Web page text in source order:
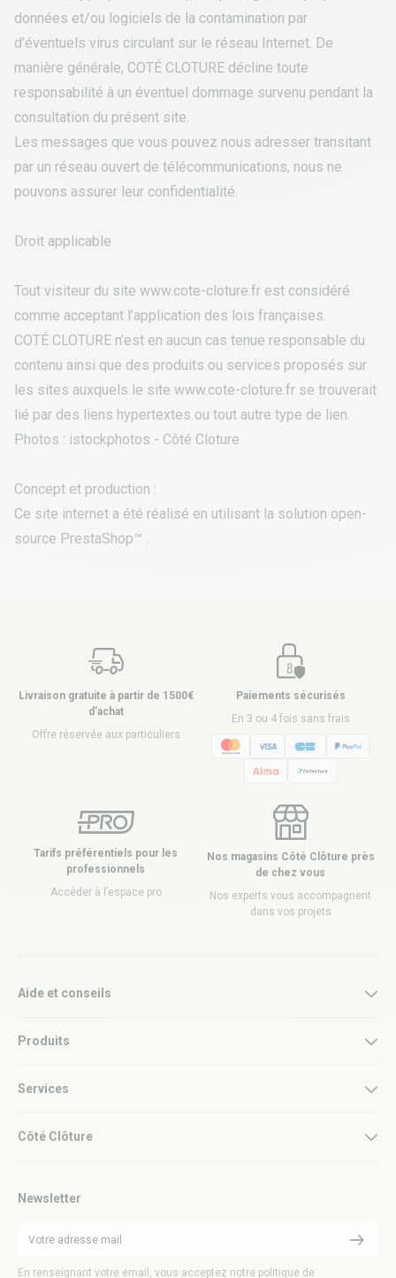
données et/ou logiciels de la contamination par
d’éventuels virus circulant sur le réseau Internet. De
manière générale, COTÉ CLOTURE décline toute
responsabilité à un éventuel dommage survenu pendant la
consultation du présent site.
Les messages que vous pouvez nous adresser transitant
par un réseau ouvert de télécommunications, nous ne
pouvons assurer leur confidentialité.
Droit applicable
Tout visiteur du site www.cote-cloture.fr est considéré
comme acceptant l’application des lois françaises.
COTÉ CLOTURE n’est en aucun cas tenue responsable du
contenu ainsi que des produits ou services proposés sur
les sites auxquels le site www.cote-cloture.fr se trouverait
lié par des liens hypertextes ou tout autre type de lien.
Photos : istockphotos - Côté Cloture
Concept et production :
Ce site internet a été réalisé en utilisant la solution open-
source PrestaShop™ .
Livraison gratuite à partir de 1500€
d’achat
Offre réservée aux particuliers
Paiements sécurisés
En 3 ou 4 fois sans frais
Tarifs préférentiels pour les
professionnels
Accéder à l’espace pro
Nos magasins Côté Clôture près
de chez vous
Nos experts vous accompagnent
dans vos projets
Aide et conseils
Produits
Services
Côté Clôture
Newsletter
En renseignant votre email, vous acceptez notre politique de